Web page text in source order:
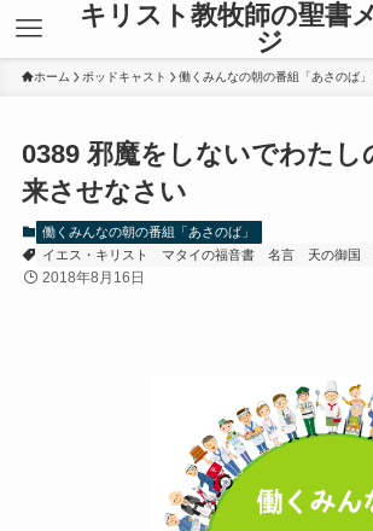
キリスト教牧師の聖書
ジ
ホーム ポッドキャスト 働くみんなの朝の番組「あさのば」
0389 邪魔をしないでわたし
来させなさい
働くみんなの朝の番組「あさのば」
イエス・キリスト
マタイの福音書 名言 天の御国
2018年8月16日